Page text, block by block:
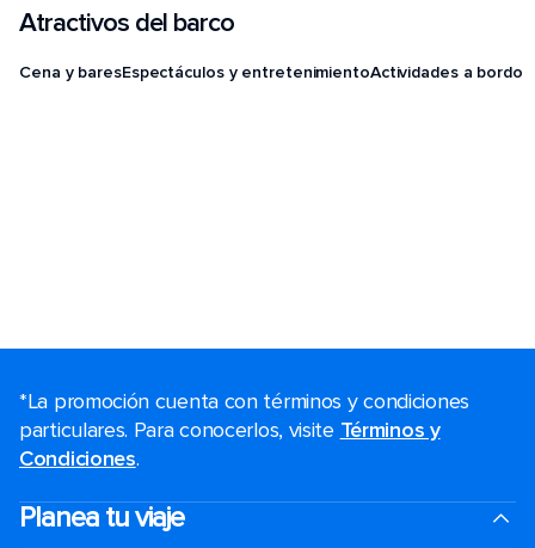
Atractivos del barco
Cena y baresEspectáculos y entretenimientoActividades a bordo
*La promoción cuenta con términos y condiciones
particulares. Para conocerlos, visite Términos y
Condiciones.
Planea tu viaje